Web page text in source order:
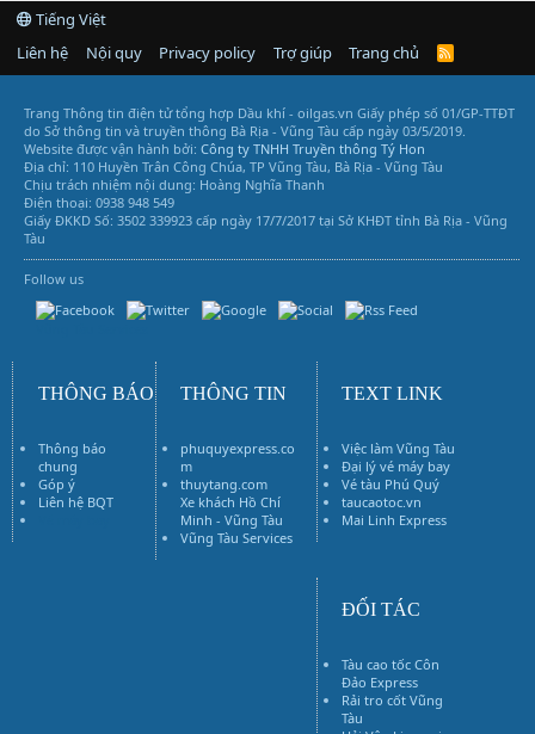
Tiếng Việt
Liên hệ
Nội quy Privacy policy Trợ giúp Trang chủ
R
Trang Thông tin điện tử tổng hợp Dầu khí - oilgas.vn Giấy phép số 01/GP-TTĐT
do Sở thông tin và truyền thông Bà Rịa - Vũng Tàu cấp ngày 03/5/2019.
Website được vận hành bởi: Công ty TNHH Truyền thông Tý Hon
Địa chỉ: 110 Huyền Trân Công Chúa, TP Vũng Tàu, Bà Rịa - Vũng Tàu
Chịu trách nhiệm nội dung: Hoàng Nghĩa Thanh
Điện thoại: 0938 948 549
Giấy ĐKKD Số: 3502 339923 cấp ngày 17/7/2017 tại Sở KHĐT tỉnh Bà Rịa - Vũng
Tàu
Follow us
THÔNG BÁO
Thông báo
chung
Góp ý
Liên hệ BQT
THÔNG TIN
phuquyexpress.co
m
thuytang.com
Xe khách Hồ Chí
Minh - Vũng Tàu
Vũng Tàu Services
TEXT LINK
Việc làm Vũng Tàu
Đại lý vé máy bay
Vé tàu Phú Quý
taucaotoc.vn
Mai Linh Express
ĐỐI TÁC
Tàu cao tốc Côn
Đảo Express
Rải tro cốt Vũng
Tàu